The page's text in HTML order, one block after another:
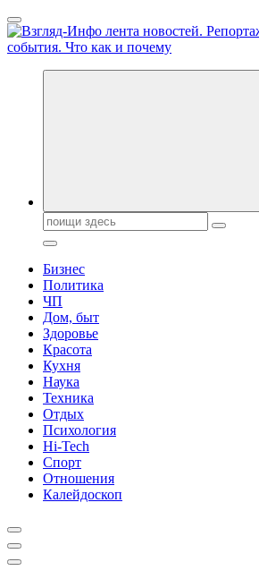
Перейти
к
содержанию
Обо всем и обо всех, что зачем и
Поиск:
Бизнес
Политика
ЧП
Дом, быт
Здоровье
Красота
Кухня
Наука
Техника
Отдых
Психология
Hi-Tech
Спорт
Отношения
Калейдоскоп